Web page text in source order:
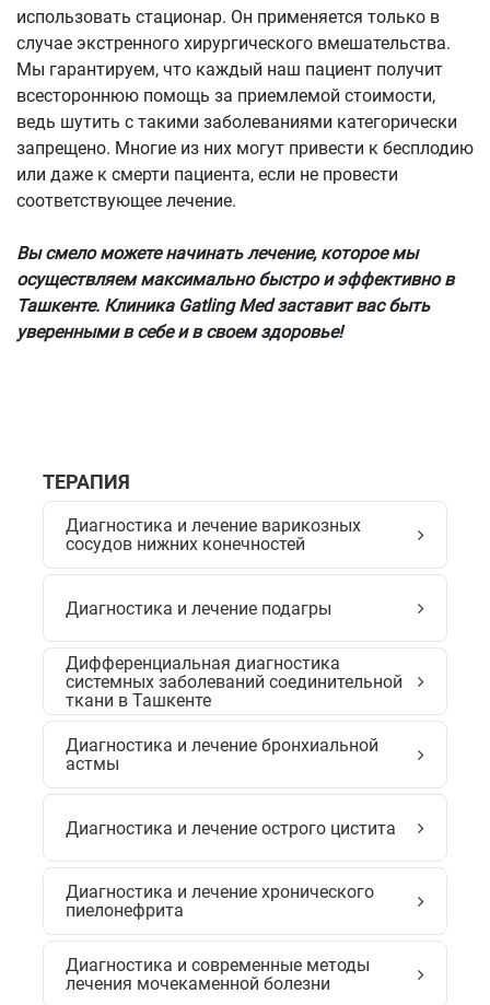
использовать стационар. Он применяется только в
случае экстренного хирургического вмешательства.
Мы гарантируем, что каждый наш пациент получит
всестороннюю помощь за приемлемой стоимости,
ведь шутить с такими заболеваниями категорически
запрещено. Многие из них могут привести к бесплодию
или даже к смерти пациента, если не провести
соответствующее лечение.
Вы смело можете начинать лечение, которое мы
осуществляем максимально быстро и эффективно в
Ташкенте. Клиника Gatling Med заставит вас быть
уверенными в себе и в своем здоровье!
ТЕРАПИЯ
Диагностика и лечение варикозных
сосудов нижних конечностей
Диагностика и лечение подагры
Дифференциальная диагностика
системных заболеваний соединительной
ткани в Ташкенте
Диагностика и лечение бронхиальной
астмы
Диагностика и лечение острого цистита
Диагностика и лечение хронического
пиелонефрита
Диагностика и современные методы
лечения мочекаменной болезни